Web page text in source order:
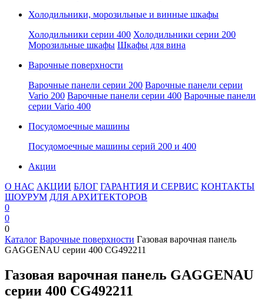
Холодильники, морозильные и винные шкафы
Холодильники серии 400 Холодильники серии 200
Морозильные шкафы Шкафы для вина
Варочные поверхности
Варочные панели серии 200 Варочные панели серии
Vario 200 Варочные панели серии 400 Варочные панели
серии Vario 400
Посудомоечные машины
Посудомоечные машины серий 200 и 400
Акции
О НАС АКЦИИ БЛОГ ГАРАНТИЯ И СЕРВИС КОНТАКТЫ
ШОУРУМ ДЛЯ АРХИТЕКТОРОВ
0
0
0
Каталог Варочные поверхности Газовая варочная панель
GAGGENAU серии 400 CG492211
Газовая варочная панель GAGGENAU
серии 400 CG492211